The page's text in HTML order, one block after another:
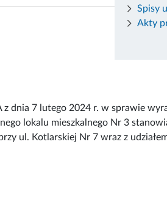
Spisy
Akty
dnia 7 lutego 2024 r. w sprawie
lokalu mieszkalnego Nr 3
ul. Kotlarskiej Nr 7 wraz z